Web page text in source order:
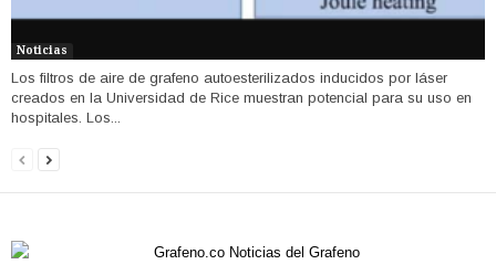
Noticias
Los filtros de aire de grafeno autoesterilizados inducidos por láser
creados en la Universidad de Rice muestran potencial para su uso en
hospitales. Los...